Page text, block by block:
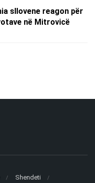
sllovene reagon për
në Mitrovicë
Shendeti